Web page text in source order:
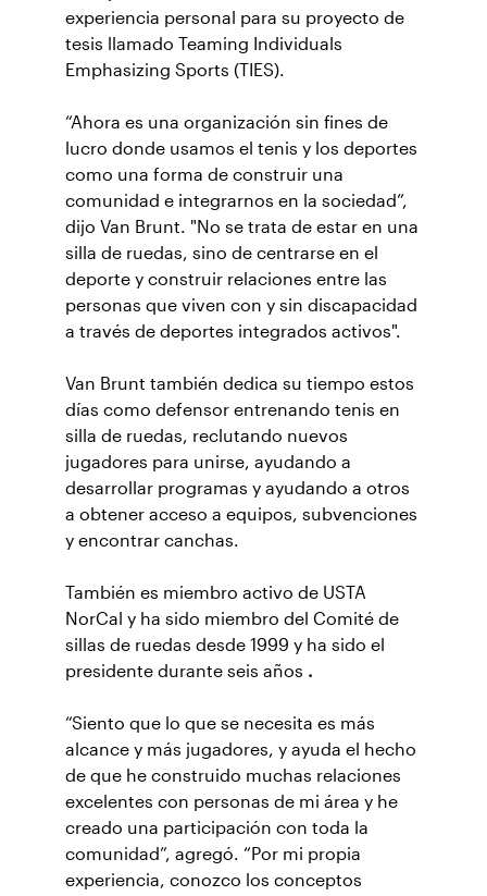
experiencia personal para su proyecto de
tesis llamado Teaming Individuals
Emphasizing Sports (TIES).
“Ahora es una organización sin fines de
lucro donde usamos el tenis y los deportes
como una forma de construir una
comunidad e integrarnos en la sociedad”,
dijo Van Brunt. "No se trata de estar en una
silla de ruedas, sino de centrarse en el
deporte y construir relaciones entre las
personas que viven con y sin discapacidad
a través de deportes integrados activos".
Van Brunt también dedica su tiempo estos
días como defensor entrenando tenis en
silla de ruedas, reclutando nuevos
jugadores para unirse, ayudando a
desarrollar programas y ayudando a otros
a obtener acceso a equipos, subvenciones
y encontrar canchas.
También es miembro activo de USTA
NorCal y ha sido miembro del Comité de
sillas de ruedas desde 1999 y ha sido el
presidente durante seis años .
“Siento que lo que se necesita es más
alcance y más jugadores, y ayuda el hecho
de que he construido muchas relaciones
excelentes con personas de mi área y he
creado una participación con toda la
comunidad”, agregó. “Por mi propia
experiencia, conozco los conceptos